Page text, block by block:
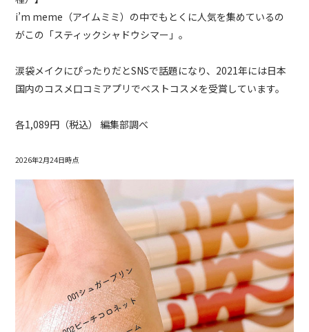
i’m meme（アイムミミ）の中でもとくに人気を集めているの
がこの「スティックシャドウシマー」。
涙袋メイクにぴったりだとSNSで話題になり、2021年には日本
国内のコスメ口コミアプリでベストコスメを受賞しています。
各1,089円（税込） 編集部調べ
2026年2月24日時点